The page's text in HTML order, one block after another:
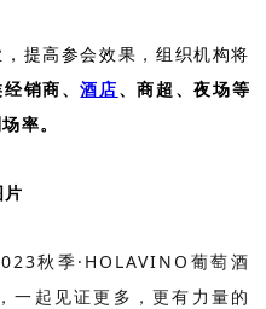
提高参会效果，组织机构将
销商、酒店、商超、夜场等
率。
秋季·HOLAVINO葡萄酒
一起见证更多，更有力量的